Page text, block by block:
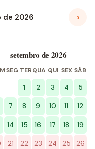
de 2026 ›
setembro de 2026
SEG TERQUA QUI SEX SÁB
1 2 3 4 5
7 8 9 10 11 12
14 15 16 17 18 19
21 22 23 24 25 26